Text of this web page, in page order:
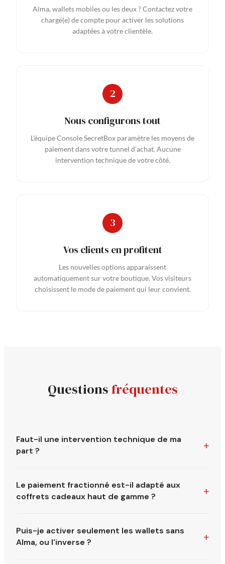
Alma, wallets mobiles ou les deux ? Contactez votre
chargé(e) de compte pour activer les solutions
adaptées à votre clientèle.
Nous configurons tout
L'équipe Console SecretBox paramètre les moyens de
paiement dans votre tunnel d'achat. Aucune
intervention technique de votre côté.
Vos clients en profitent
Les nouvelles options apparaissent
automatiquement sur votre boutique. Vos visiteurs
choisissent le mode de paiement qui leur convient.
Questionsfréquentes
Faut-il une intervention technique de ma
part ?
l'intégralité de la configuration. Les nouveaux modes de
paiement s'affichent automatiquement dans le tunnel
Le paiement fractionné est-il adapté aux
coffrets cadeaux haut de gamme ?
fractionné est le plus efficace. Un coffret séjour à 500 €
devient « 3 × 167 € » — le frein psychologique disparaît et
Puis-je activer seulement les wallets sans
Alma, ou l'inverse ?